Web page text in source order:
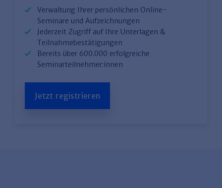
Verwaltung Ihrer persönlichen Online-
Seminare und Aufzeichnungen
Jederzeit Zugriff auf Ihre Unterlagen &
Teilnahmebestätigungen
Bereits über 600.000 erfolgreiche
Seminarteilnehmer:innen
Jetzt registrieren